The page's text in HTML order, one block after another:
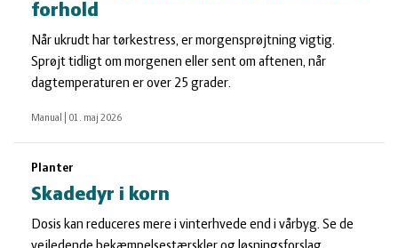
forhold
Når ukrudt har tørkestress, er morgensprøjtning vigtig.
Sprøjt tidligt om morgenen eller sent om aftenen, når
dagtemperaturen er over 25 grader.
Manual 01. maj 2026
Planter
Skadedyr i korn
Dosis kan reduceres mere i vinterhvede end i vårbyg. Se de